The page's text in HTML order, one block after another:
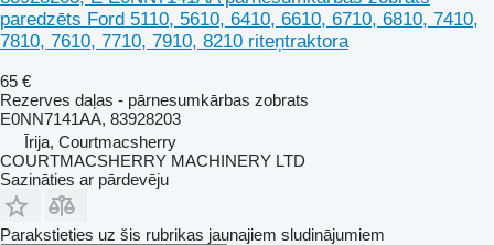
paredzēts Ford 5110, 5610, 6410, 6610, 6710, 6810, 7410,
7810, 7610, 7710, 7910, 8210 riteņtraktora
65 €
Rezerves daļas - pārnesumkārbas zobrats
E0NN7141AA, 83928203
Īrija, Courtmacsherry
COURTMACSHERRY MACHINERY LTD
Sazināties ar pārdevēju
Parakstieties uz šis rubrikas jaunajiem sludinājumiem